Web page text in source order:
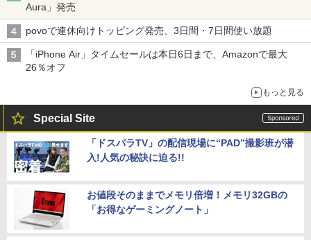
Aura」発売
povoで連休向けトッピング発売、3日間・7日間使い放題
「iPhone Air」タイムセールは本日6日まで、Amazonで最大
26％オフ
もっと見る
Special Site
「ドスパラTV」の配信現場に“PAD”撮影班が潜
入!人気の秘訣に迫る!!
お値段そのままでメモリ倍増！メモリ32GBの
「お得なゲーミングノート」